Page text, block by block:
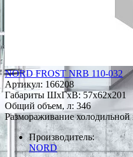
NORD FROST NRB 110-032
Артикул: 166208
Габариты ШxГxВ: 57x62x201
Общий объем, л: 346
Размораживание
Производитель:
NORD